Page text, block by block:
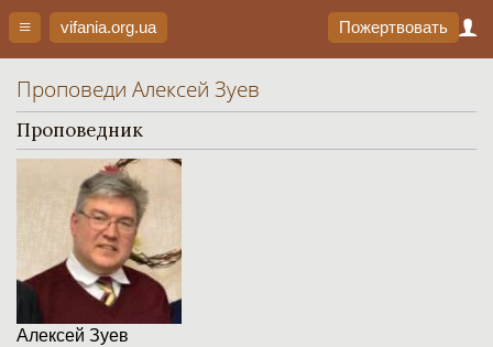
vifania.org.ua Пожертвовать
Проповеди Алексей Зуев
Проповедник
Алексей Зуев